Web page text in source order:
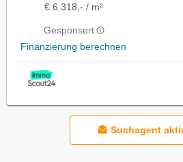
€ 6.318,- / m²
Gesponsert
Finanzierung berechnen
Suchagent